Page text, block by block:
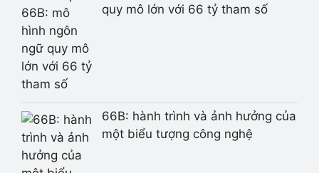
quy mô lớn với 66 tỷ tham số
66B: hành trình và ảnh hưởng của
một biểu tượng công nghệ